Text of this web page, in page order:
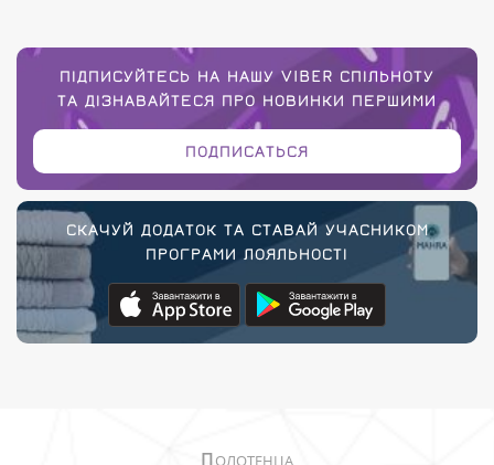
ПІДПИСУЙТЕСЬ НА НАШУ VIBER СПІЛЬНОТУ
ТА ДІЗНАВАЙТЕСЯ ПРО НОВИНКИ ПЕРШИМИ
ПОДПИСАТЬСЯ
СКАЧУЙ ДОДАТОК ТА СТАВАЙ УЧАСНИКОМ
ПРОГРАМИ ЛОЯЛЬНОСТІ
ПОЛОТЕНЦА